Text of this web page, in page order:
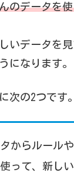
のデータを
いデータを
になります。
次の2つです。
からルール
って、新し